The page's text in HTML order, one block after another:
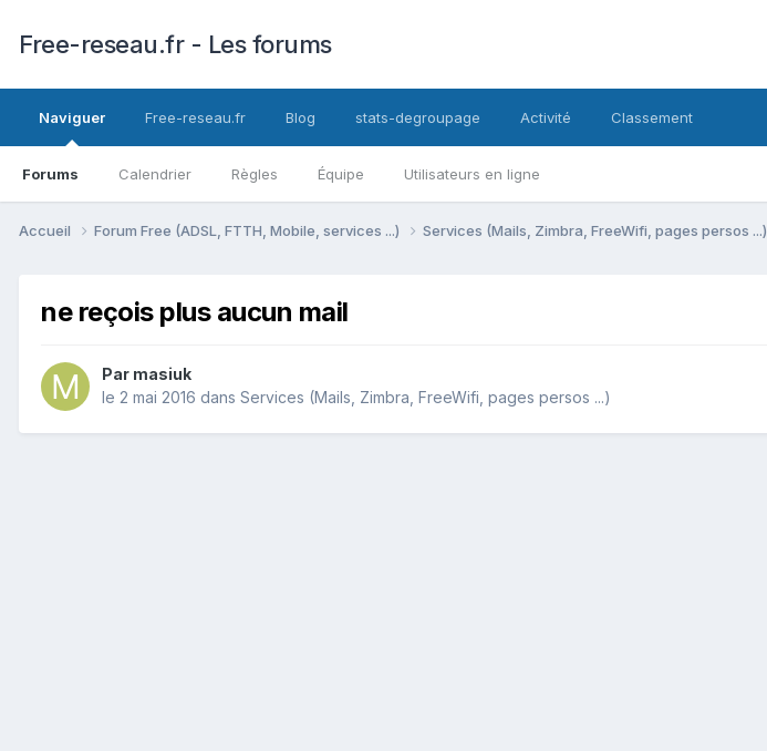
Free-reseau.fr - Les forums
Naviguer
Forums Calendrier Règles Équipe Utilisateurs en ligne
Free-reseau.fr Blog stats-degroupage Activité Classement
Accueil Forum Free (ADSL, FTTH, Mobile, services ...) Services (Mails, Zimbra, FreeWifi, pages persos ...)
ne reçois plus aucun mail
Par masiuk
le 2 mai 2016 dans Services (Mails, Zimbra, FreeWifi, pages persos ...)